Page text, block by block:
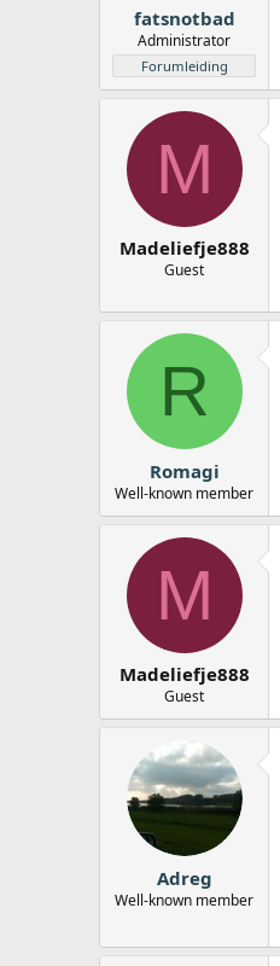
fatsnotbad
Administrator
Forumleiding
M
Madeliefje888
Guest
R
Romagi
Well-known member
M
Madeliefje888
Guest
Adreg
Well-known member